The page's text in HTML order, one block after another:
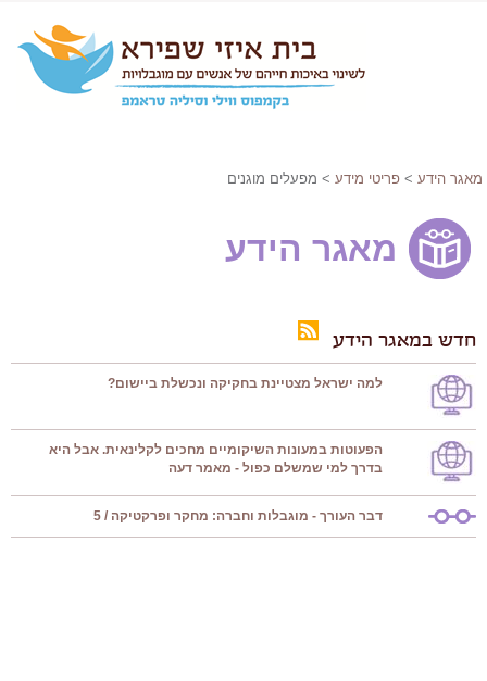
מאגר הידע > פריטי מידע > מפעלים מוגנים
מאגר הידע
חדש במאגר הידע
למה ישראל מצטיינת בחקיקה ונכשלת ביישום?
הפעוטות במעונות השיקומיים מחכים לקלינאית. אבל היא
בדרך למי שמשלם כפול - מאמר דעה
דבר העורך - מוגבלות וחברה: מחקר ופרקטיקה / 5